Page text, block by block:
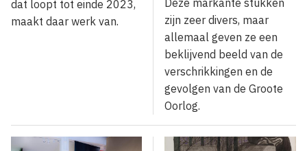
dat loopt tot einde 2023,
maakt daar werk van.
zijn zeer divers, maar
allemaal geven ze een
beklijvend beeld van de
verschrikkingen en de
gevolgen van de Groote
Oorlog.